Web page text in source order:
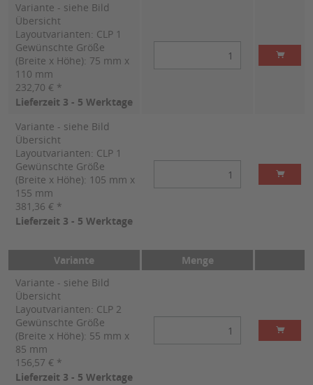
Variante - siehe Bild
Übersicht
Layoutvarianten: CLP 1
Gewünschte Größe
(Breite x Höhe): 75 mm x
110 mm
232,70 € *
Lieferzeit 3 - 5 Werktage
Variante - siehe Bild
Übersicht
Layoutvarianten: CLP 1
Gewünschte Größe
(Breite x Höhe): 105 mm x
155 mm
381,36 € *
Lieferzeit 3 - 5 Werktage
Variante
Menge
Variante - siehe Bild
Übersicht
Layoutvarianten: CLP 2
Gewünschte Größe
(Breite x Höhe): 55 mm x
85 mm
156,57 € *
Lieferzeit 3 - 5 Werktage